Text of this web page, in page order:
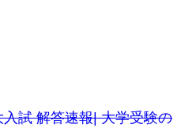
試 解答速報| 大学受験の